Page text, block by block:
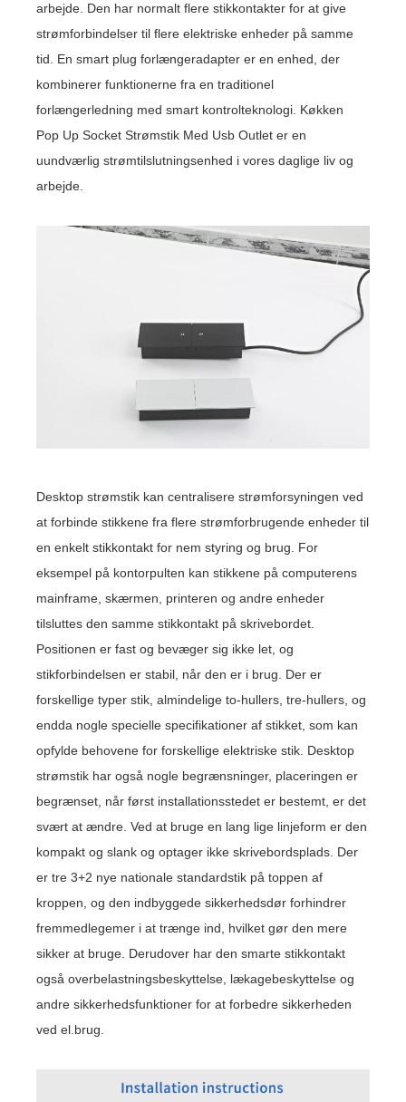
arbejde. Den har normalt flere stikkontakter for at give
strømforbindelser til flere elektriske enheder på samme
tid. En smart plug forlængeradapter er en enhed, der
kombinerer funktionerne fra en traditionel
forlængerledning med smart kontrolteknologi. Køkken
Pop Up Socket Strømstik Med Usb Outlet er en
uundværlig strømtilslutningsenhed i vores daglige liv og
arbejde.
Desktop strømstik kan centralisere strømforsyningen ved
at forbinde stikkene fra flere strømforbrugende enheder til
en enkelt stikkontakt for nem styring og brug. For
eksempel på kontorpulten kan stikkene på computerens
mainframe, skærmen, printeren og andre enheder
tilsluttes den samme stikkontakt på skrivebordet.
Positionen er fast og bevæger sig ikke let, og
stikforbindelsen er stabil, når den er i brug. Der er
forskellige typer stik, almindelige to-hullers, tre-hullers, og
endda nogle specielle specifikationer af stikket, som kan
opfylde behovene for forskellige elektriske stik. Desktop
strømstik har også nogle begrænsninger, placeringen er
begrænset, når først installationsstedet er bestemt, er det
svært at ændre. Ved at bruge en lang lige linjeform er den
kompakt og slank og optager ikke skrivebordsplads. Der
er tre 3+2 nye nationale standardstik på toppen af ​​
kroppen, og den indbyggede sikkerhedsdør forhindrer
fremmedlegemer i at trænge ind, hvilket gør den mere
sikker at bruge. Derudover har den smarte stikkontakt
også overbelastningsbeskyttelse, lækagebeskyttelse og
andre sikkerhedsfunktioner for at forbedre sikkerheden
ved el.brug.